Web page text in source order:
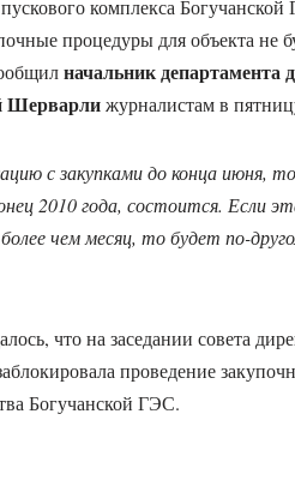
комплекса
процедуры для объекта не
начальник департамента
Шерварлижурналистам в
с закупками до конца июня,
2010 года, состоится. Если
чем месяц, то будет по-
что на заседании совета
проведение
Богучанской ГЭС.